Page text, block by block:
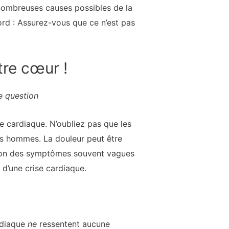
causes possibles de la
: Assurez-vous que ce n’est pas
cœur !
question
N’oubliez pas que les
hommes. La douleur peut être
des symptômes souvent vagues
crise cardiaque.
ne ressentent aucune